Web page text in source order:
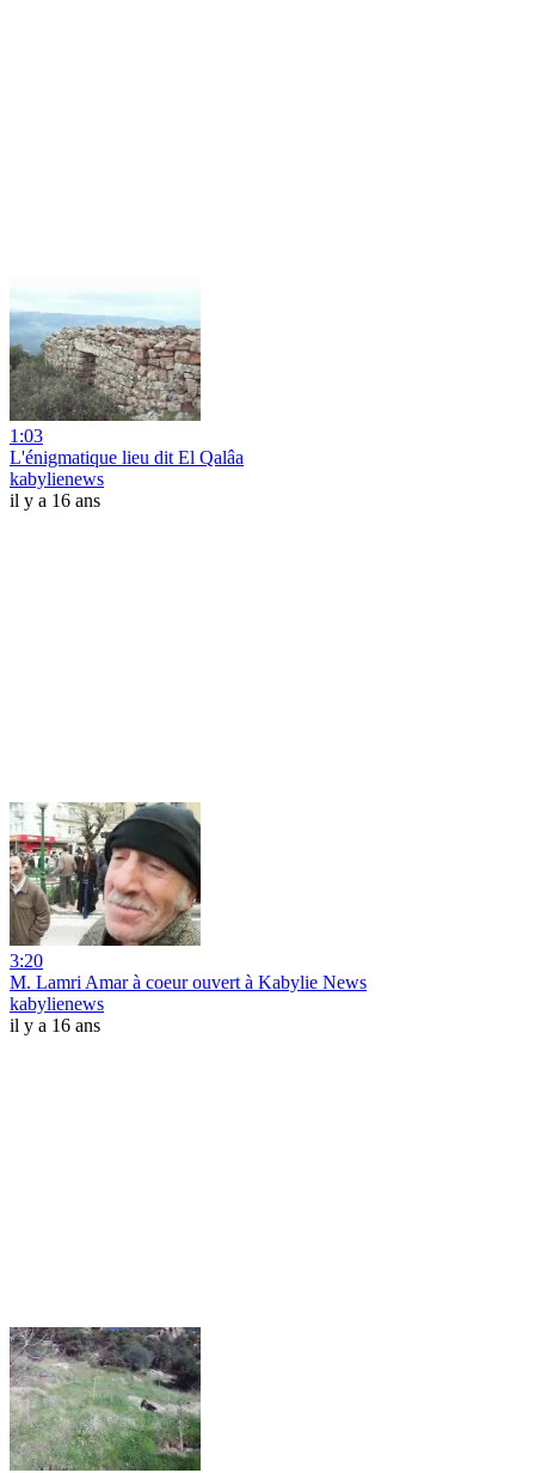
1:03
L'énigmatique lieu dit El Qalâa
kabylienews
il y a 16 ans
3:20
M. Lamri Amar à coeur ouvert à Kabylie News
kabylienews
il y a 16 ans